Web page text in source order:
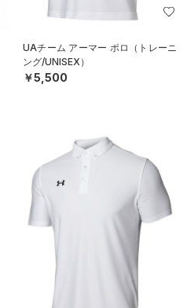
UAチーム アーマー ポロ（トレーニ
ング/UNISEX）
￥5,500